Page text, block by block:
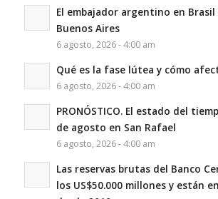
El embajador argentino en Brasil
Buenos Aires
6 agosto, 2026 - 4:00 am
Qué es la fase lútea y cómo
6 agosto, 2026 - 4:00 am
PRONÓSTICO. El estado del
de agosto en San Rafael
6 agosto, 2026 - 4:00 am
Las reservas brutas del Banco
los US$50.000 millones y están